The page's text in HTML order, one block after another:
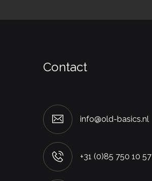
Contact
info@old-basics.nl
+31 (0)85 750 10 57